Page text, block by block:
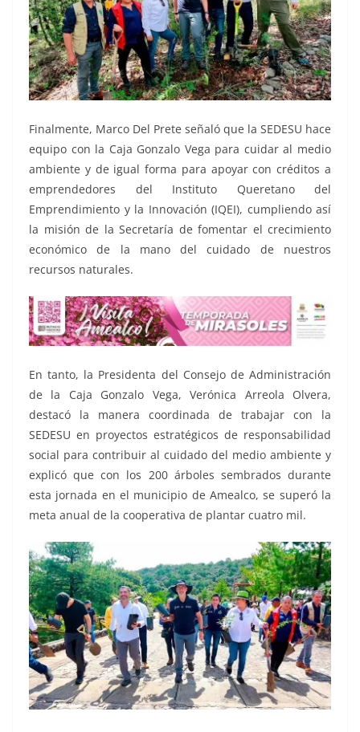
Finalmente, Marco Del Prete señaló que la SEDESU hace
equipo con la Caja Gonzalo Vega para cuidar al medio
ambiente y de igual forma para apoyar con créditos a
emprendedores del Instituto Queretano del
Emprendimiento y la Innovación (IQEI), cumpliendo así
la misión de la Secretaría de fomentar el crecimiento
económico de la mano del cuidado de nuestros
recursos naturales.
En tanto, la Presidenta del Consejo de Administración
de la Caja Gonzalo Vega, Verónica Arreola Olvera,
destacó la manera coordinada de trabajar con la
SEDESU en proyectos estratégicos de responsabilidad
social para contribuir al cuidado del medio ambiente y
explicó que con los 200 árboles sembrados durante
esta jornada en el municipio de Amealco, se superó la
meta anual de la cooperativa de plantar cuatro mil.